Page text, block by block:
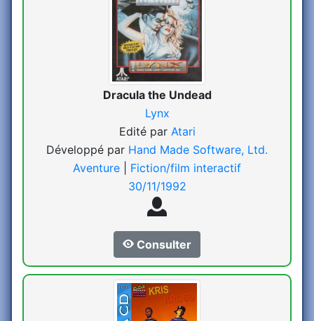
Dracula the Undead
Lynx
Edité par Atari
Développé par Hand Made Software, Ltd.
Aventure
Fiction/film interactif
30/11/1992
Consulter